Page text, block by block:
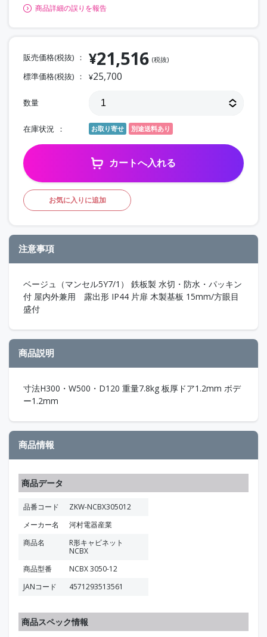
商品詳細の誤りを報告
販売価格(税抜) ¥21,516 (税抜)
標準価格(税抜) ¥25,700
数量
在庫状況 お取り寄せ 別途送料あり
カートへ入れる
お気に入りに追加
注意事項
ベージュ（マンセル5Y7/1） 鉄板製 水切・防水・パッキン
付 屋内外兼用 露出形 IP44 片扉 木製基板 15mm/方眼目
盛付
商品説明
寸法H300・W500・D120 重量7.8kg 板厚ドア1.2mm ボデ
ー1.2mm
商品情報
商品データ
品番コード
ZKW-NCBX305012
メーカー名
河村電器産業
商品名
R形キャビネット
NCBX
商品型番
NCBX 3050-12
JANコード
4571293513561
商品スペック情報